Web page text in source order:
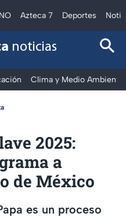
Azteca 7 Deportes
noticias
Clima y Medio Ambiente
2025:
a
de México
es un proceso